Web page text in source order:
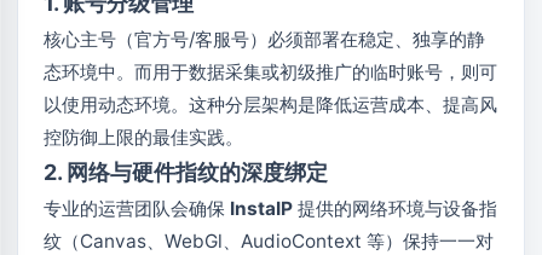
核心主号（官方号/客服号）必须部署在稳定、独享的静
态环境中。而用于数据采集或初级推广的临时账号，则可
以使用动态环境。这种分层架构是降低运营成本、提高风
控防御上限的最佳实践。
2. 网络与硬件指纹的深度绑定
专业的运营团队会确保 InstaIP 提供的网络环境与设备指
纹（Canvas、WebGl、AudioContext 等）保持一一对